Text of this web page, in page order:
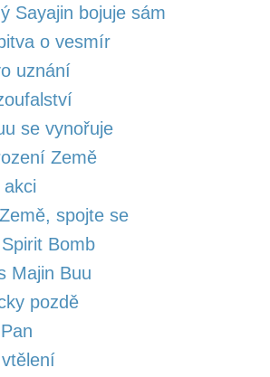
Sayajin bojuje sám
o vesmír
uznání
se vynořuje
Země
spojte se
Bomb
Majin Buu
pozdě